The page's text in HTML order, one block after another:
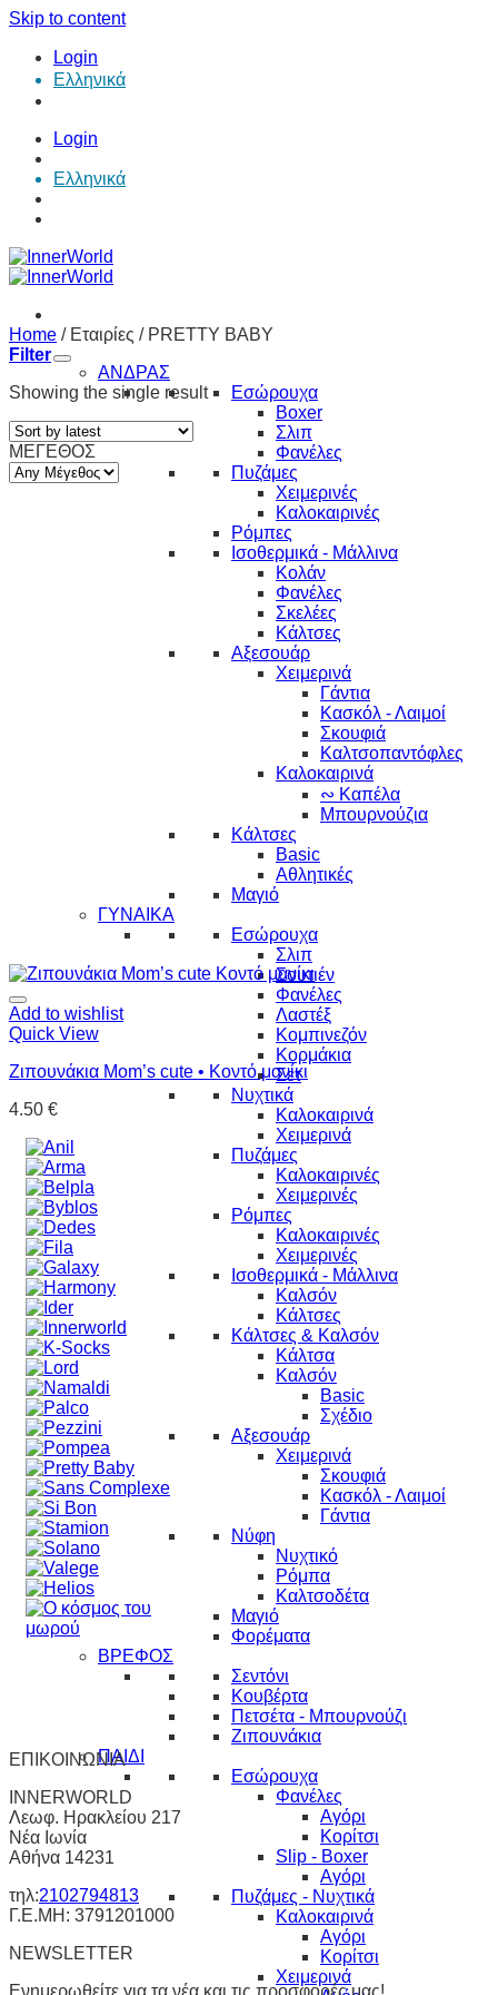
Skip to content
Login
Ελληνικά
Login
Ελληνικά
ΑΝΔΡΑΣ
Εσώρουχα
Boxer
Σλιπ
Φανέλες
Πυζάμες
Χειμερινές
Καλοκαιρινές
Ρόμπες
Ισοθερμικά - Μάλλινα
Κολάν
Φανέλες
Σκελέες
Κάλτσες
Αξεσουάρ
Χειμερινά
Γάντια
Κασκόλ - Λαιμοί
Σκουφιά
Καλτσοπαντόφλες
Καλοκαιρινά
∾ Καπέλα
Μπουρνούζια
Κάλτσες
Basic
Αθλητικές
Μαγιό
ΓΥΝΑΙΚΑ
Εσώρουχα
Σλιπ
Σουτιέν
Φανέλες
Λαστέξ
Κομπινεζόν
Κορμάκια
Σετ
Νυχτικά
Καλοκαιρινά
Χειμερινά
Πυζάμες
Καλοκαιρινές
Χειμερινές
Ρόμπες
Καλοκαιρινές
Χειμερινές
Ισοθερμικά - Μάλλινα
Καλσόν
Κάλτσες
Κάλτσες & Καλσόν
Κάλτσα
Καλσόν
Basic
Σχέδιο
Αξεσουάρ
Χειμερινά
Σκουφιά
Κασκόλ - Λαιμοί
Γάντια
Νύφη
Νυχτικό
Ρόμπα
Καλτσοδέτα
Μαγιό
Φορέματα
ΒΡΕΦΟΣ
Σεντόνι
Κουβέρτα
Πετσέτα - Μπουρνούζι
Ζιπουνάκια
ΠΑΙΔΙ
Εσώρουχα
Φανέλες
Αγόρι
Κορίτσι
Slip - Boxer
Αγόρι
Πυζάμες - Νυχτικά
Καλοκαιρινά
Αγόρι
Κορίτσι
Χειμερινά
Home /Εταιρίες /PRETTY BABY
Filter
Showing the single result
ΜΕΓΕΘΟΣ
Add to wishlist
Quick View
Ζιπουνάκια Μom’s cute • Κοντό μανίκι
4.50 €
ΕΠΙΚΟΙΝΩΝΙΑ
INNERWORLD
Λεωφ. Ηρακλείου 217
Νέα Ιωνία
Αθήνα 14231
τηλ:2102794813
Γ.Ε.ΜΗ: 3791201000
NEWSLETTER
Ενημερωθείτε για τα νέα και τις προσφορές μας!